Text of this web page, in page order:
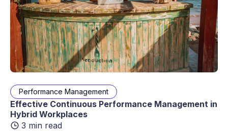
Performance Management
Effective Continuous Performance Management in
Hybrid Workplaces
3 min read